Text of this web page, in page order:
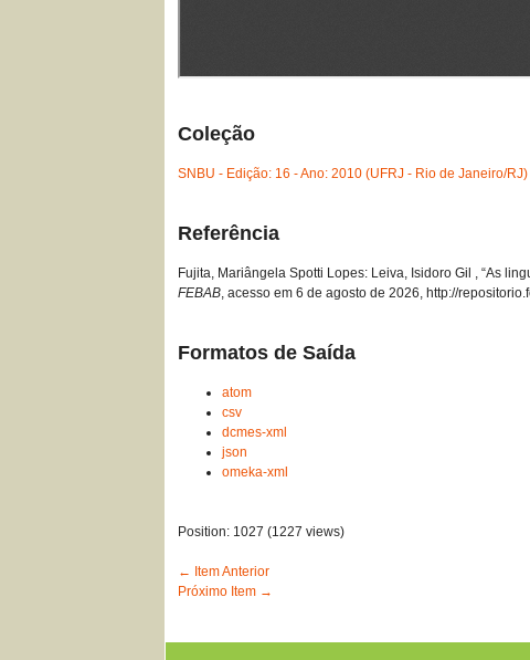
Coleção
SNBU - Edição: 16 - Ano: 2010 (UFRJ - Rio de Janeiro/RJ)
Referência
Fujita, Mariângela Spotti Lopes: Leiva, Isidoro Gil , “As
FEBAB, acesso em 6 de agosto de 2026, http://
Formatos de Saída
atom
csv
dcmes-xml
json
omeka-xml
Position: 1027 (1227 views)
← Item Anterior
Próximo Item →